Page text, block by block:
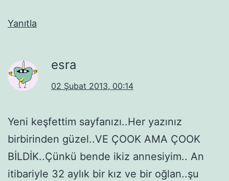
Yanıtla
esra
02 Şubat 2013, 00:14
Yeni keşfettim sayfanızı..Her yazınız
birbirinden güzel..VE ÇOOK AMA ÇOOK
BİLDİK..Çünkü bende ikiz annesiyim.. An
itibariyle 32 aylık bir kız ve bir oğlan..şu